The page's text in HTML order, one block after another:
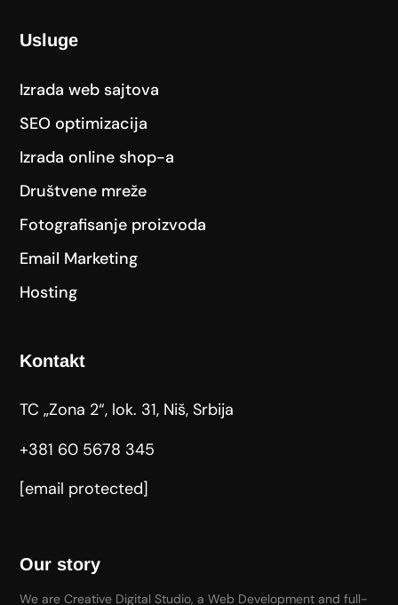
Usluge
Izrada web sajtova
SEO optimizacija
Izrada online shop-a
Društvene mreže
Fotografisanje proizvoda
Email Marketing
Hosting
Kontakt
TC „Zona 2“, lok. 31, Niš, Srbija
+381 60 5678 345
[email protected]
Our story
We are Creative Digital Studio, a Web Development and full-